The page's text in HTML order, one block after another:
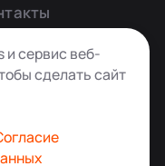
звонок
181-55-45
сервис веб-
сделать сайт